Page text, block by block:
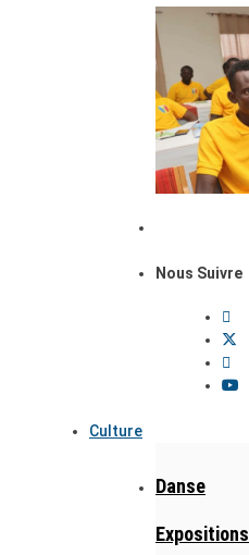
Nous Suivre
Culture
Danse
Expositions